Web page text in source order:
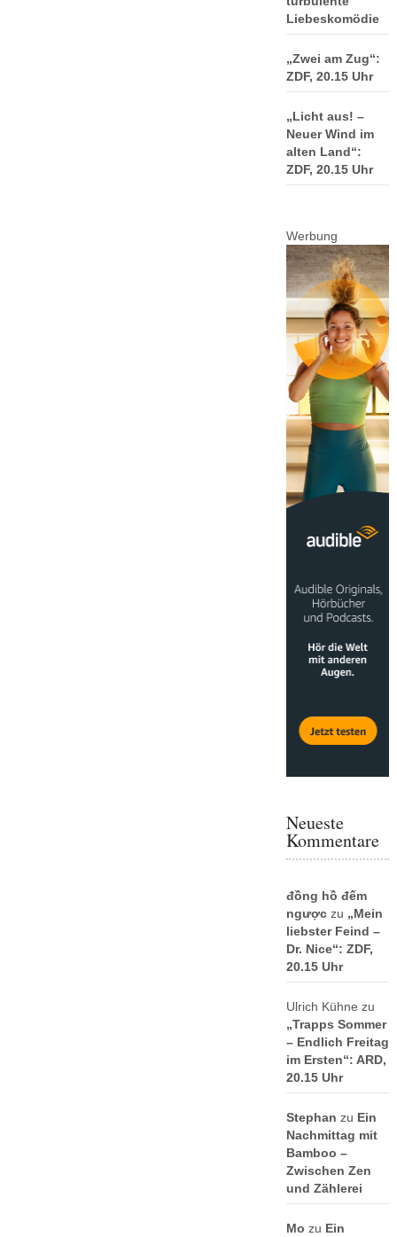
Liebeskomödie
„Zwei am Zug“:
ZDF, 20.15 Uhr
„Licht aus! –
Neuer Wind im
alten Land“:
ZDF, 20.15 Uhr
Werbung
Neueste
Kommentare
đồng hồ đếm
ngượczu „Mein
liebster Feind –
Dr. Nice“: ZDF,
20.15 Uhr
Ulrich Kühne zu
„Trapps Sommer
– Endlich Freitag
im Ersten“: ARD,
20.15 Uhr
Stephan zu Ein
Nachmittag mit
Bamboo –
Zwischen Zen
und Zählerei
Mo zu Ein